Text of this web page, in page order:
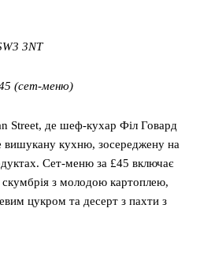
3NT
(сет-меню)
Street, де шеф-кухар Філ Говард
вишукану кухню, зосереджену на
Сет-меню за £45 включає
скумбрія з молодою картоплею,
цукром та десерт з пахти з